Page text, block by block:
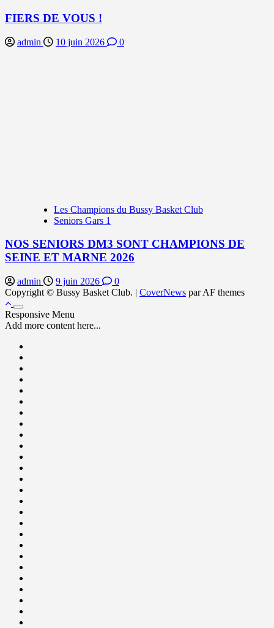
FIERS DE VOUS !
admin 10 juin 2026 0
Les Champions du Bussy Basket Club
Seniors Gars 1
NOS SENIORS DM3 SONT CHAMPIONS DE
SEINE ET MARNE 2026
admin 9 juin 2026
0
Copyright © Bussy Basket Club. | CoverNews par AF themes
Responsive Menu
Add more content here...